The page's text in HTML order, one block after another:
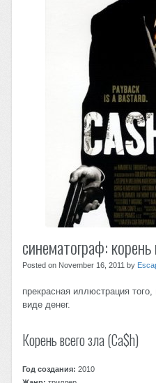
синематограф: корень
Posted on November 16, 2011 by
прекрасная иллюстрация
виде денег.
Корень всего зла (Ca$h)
Год создания: 2010